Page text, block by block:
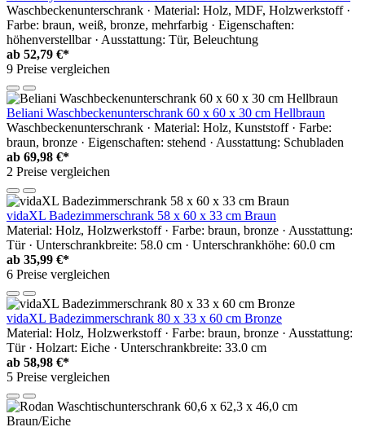
Waschbeckenunterschrank · Material: Holz, MDF, Holzwerkstoff ·
Farbe: braun, weiß, bronze, mehrfarbig · Eigenschaften:
höhenverstellbar · Ausstattung: Tür, Beleuchtung
ab 52,79 €*
9 Preise vergleichen
Beliani Waschbeckenunterschrank 60 x 60 x 30 cm Hellbraun
Waschbeckenunterschrank · Material: Holz, Kunststoff · Farbe:
braun, bronze · Eigenschaften: stehend · Ausstattung: Schubladen
ab 69,98 €*
2 Preise vergleichen
vidaXL Badezimmerschrank 58 x 60 x 33 cm Braun
Material: Holz, Holzwerkstoff · Farbe: braun, bronze · Ausstattung:
Tür · Unterschrankbreite: 58.0 cm · Unterschrankhöhe: 60.0 cm
ab 35,99 €*
6 Preise vergleichen
vidaXL Badezimmerschrank 80 x 33 x 60 cm Bronze
Material: Holz, Holzwerkstoff · Farbe: braun, bronze · Ausstattung:
Tür · Holzart: Eiche · Unterschrankbreite: 33.0 cm
ab 58,98 €*
5 Preise vergleichen